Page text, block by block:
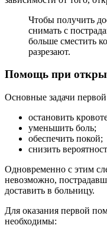
Чтобы получить
снимать с
больше сместить
разрезают.
Помощь при
Основные задачи
остановить
уменьшить боль;
обеспечить покой;
снизить
Одновременно с этим
невозможно,
доставить в больницу.
Для оказания первой
необходимы: